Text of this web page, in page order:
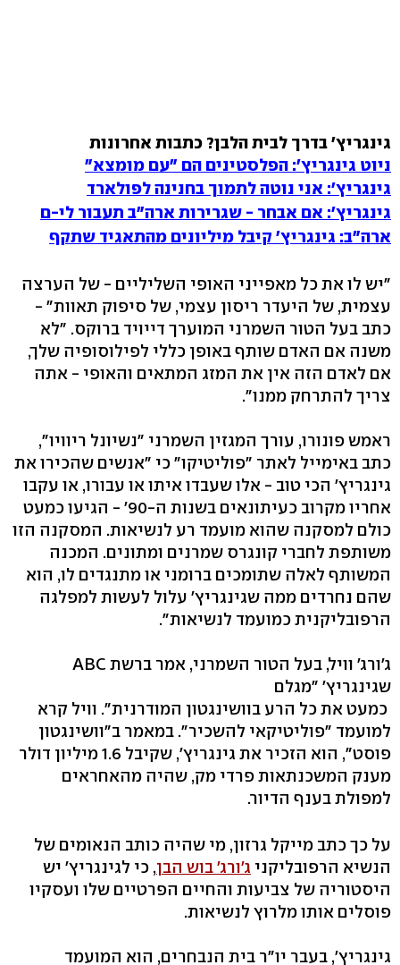
גינגריץ' בדרך לבית הלבן? כתבות אחרונות
ניוט גינגריץ': הפלסטינים הם "עם מומצא"
גינגריץ': אני נוטה לתמוך בחנינה לפולארד
גינגריץ': אם אבחר - שגרירות ארה"ב תעבור לי-ם
ארה"ב: גינגריץ' קיבל מיליונים מהתאגיד שתקף
"יש לו את כל מאפייני האופי השליליים - של הערצה
עצמית, של היעדר ריסון עצמי, של סיפוק תאוות" -
כתב בעל הטור השמרני המוערך דייויד ברוקס. "לא
משנה אם האדם שותף באופן כללי לפילוסופיה שלך,
אם לאדם הזה אין את המזג המתאים והאופי - אתה
צריך להתרחק ממנו".
ראמש פונורו, עורך המגזין השמרני "נשיונל ריוויו",
כתב באימייל לאתר "פוליטיקו" כי "אנשים שהכירו את
גינגריץ' הכי טוב - אלו שעבדו איתו או עבורו, או עקבו
אחריו מקרוב כעיתונאים בשנות ה-90' - הגיעו כמעט
כולם למסקנה שהוא מועמד רע לנשיאות. המסקנה הזו
משותפת לחברי קונגרס שמרנים ומתונים. המכנה
המשותף לאלה שתומכים ברומני או מתנגדים לו, הוא
שהם נחרדים ממה שגינגריץ' עלול לעשות למפלגה
הרפובליקנית כמועמד לנשיאות".
ג'ורג' וויל, בעל הטור השמרני, אמר ברשת ABC
שגינגריץ' "מגלם
כמעט את כל הרע בוושינגטון המודרנית". וויל קרא
למועמד "פוליטיקאי להשכיר". במאמר ב"וושינגטון
פוסט", הוא הזכיר את גינגריץ', שקיבל 1.6 מיליון דולר
מענק המשכנתאות פרדי מק, שהיה מהאחראים
למפולת בענף הדיור.
על כך כתב מייקל גרזון, מי שהיה כותב הנאומים של
הנשיא הרפובליקני ג'ורג' בוש הבן, כי לגינגריץ' יש
היסטוריה של צביעות והחיים הפרטיים שלו ועסקיו
פוסלים אותו מלרוץ לנשיאות.
גינגריץ', בעבר יו"ר בית הנבחרים, הוא המועמד